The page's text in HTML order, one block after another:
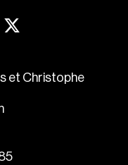
et Christophe